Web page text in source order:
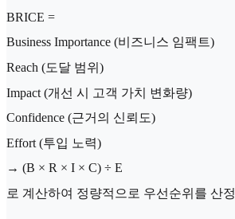
BRICE =
Business Importance (비즈니스 임팩트)
Reach (도달 범위)
Impact (개선 시 고객 가치 변화량)
Confidence (근거의 신뢰도)
Effort (투입 노력)
→ (B × R × I × C) ÷ E
로 계산하여 정량적으로 우선순위를 산정